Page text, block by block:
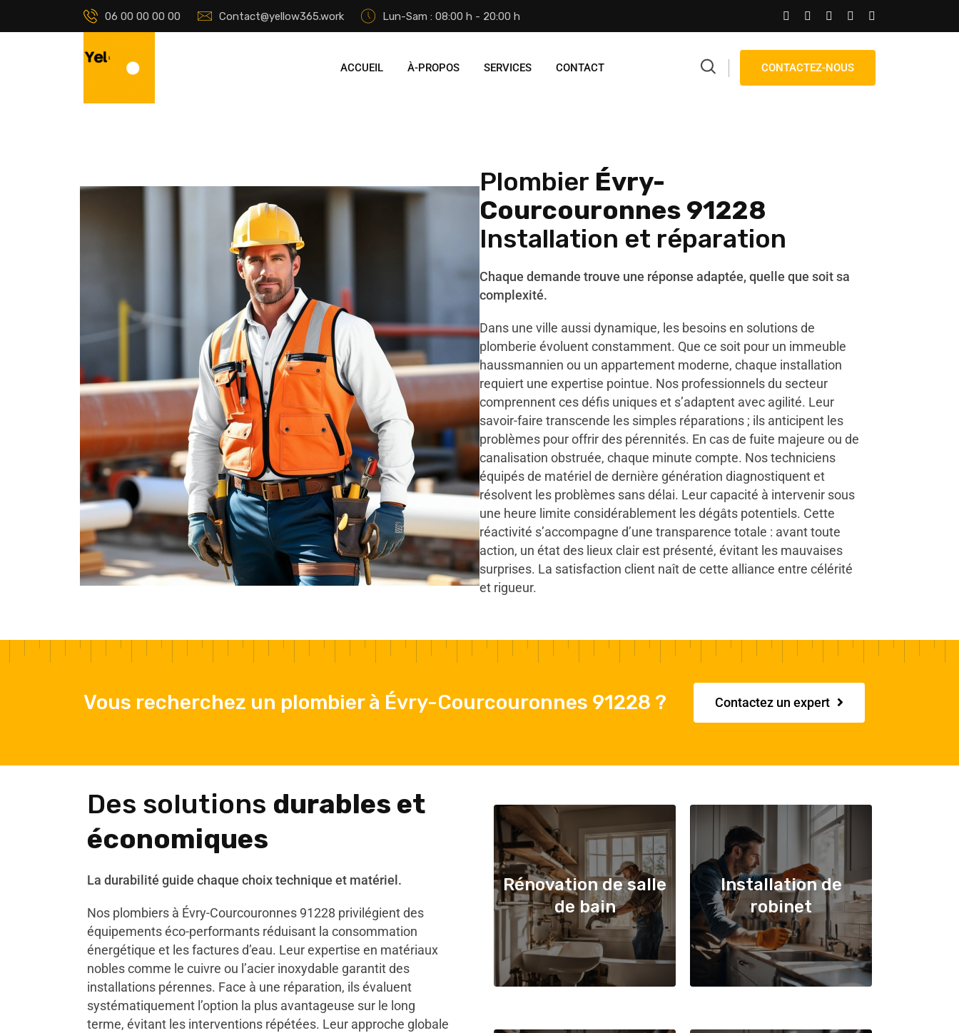
06 00 00 00 00 Contact@yellow365.work Lun-Sam : 08:00 h - 20:00 h
ACCUEIL À-PROPOS SERVICES CONTACT CONTACTEZ-NOUS
Plombier Évry-
Courcouronnes 91228
Installation et réparation
Chaque demande trouve une réponse adaptée, quelle que soit sa
complexité.
Dans une ville aussi dynamique, les besoins en solutions de
plomberie évoluent constamment. Que ce soit pour un immeuble
haussmannien ou un appartement moderne, chaque installation
requiert une expertise pointue. Nos professionnels du secteur
comprennent ces défis uniques et s’adaptent avec agilité. Leur
savoir-faire transcende les simples réparations ; ils anticipent les
problèmes pour offrir des pérennités. En cas de fuite majeure ou de
canalisation obstruée, chaque minute compte. Nos techniciens
équipés de matériel de dernière génération diagnostiquent et
résolvent les problèmes sans délai. Leur capacité à intervenir sous
une heure limite considérablement les dégâts potentiels. Cette
réactivité s’accompagne d’une transparence totale : avant toute
action, un état des lieux clair est présenté, évitant les mauvaises
surprises. La satisfaction client naît de cette alliance entre célérité
et rigueur.
Vous recherchez un plombier à Évry-Courcouronnes 91228 ? Contactez un expert
Des solutions durables et
économiques
La durabilité guide chaque choix technique et matériel.
Nos plombiers à Évry-Courcouronnes 91228 privilégient des
équipements éco-performants réduisant la consommation
énergétique et les factures d’eau. Leur expertise en matériaux
nobles comme le cuivre ou l’acier inoxydable garantit des
installations pérennes. Face à une réparation, ils évaluent
systématiquement l’option la plus avantageuse sur le long
terme, évitant les interventions répétées. Leur approche globale
Rénovation de salle
de bain
Installation de
robinet